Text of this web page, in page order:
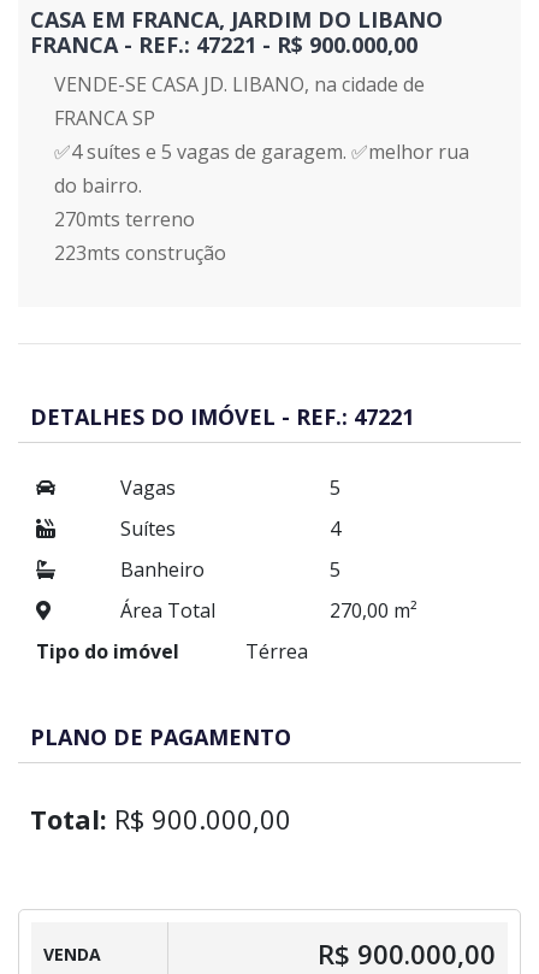
CASA EM FRANCA, JARDIM DO LIBANO
FRANCA - REF.: 47221 - R$ 900.000,00
VENDE-SE CASA JD. LIBANO, na cidade de
FRANCA SP
✅4 suítes e 5 vagas de garagem. ✅melhor rua
do bairro.
270mts terreno
223mts construção
DETALHES DO IMÓVEL - REF.: 47221
Vagas
5
Suítes
4
Banheiro
5
Área Total
270,00 m²
Tipo do imóvel
Térrea
PLANO DE PAGAMENTO
Total: R$ 900.000,00
VENDA R$ 900.000,00